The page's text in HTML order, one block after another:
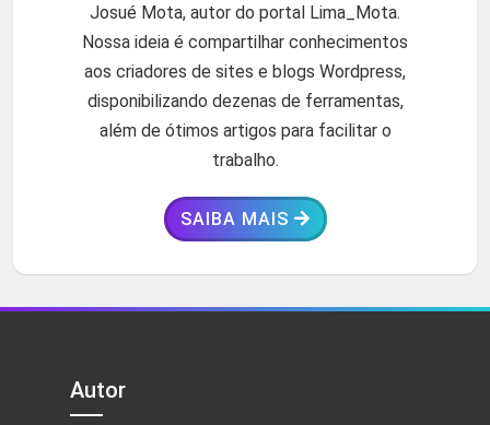
Josué Mota, autor do portal Lima_Mota.
Nossa ideia é compartilhar conhecimentos
aos criadores de sites e blogs Wordpress,
disponibilizando dezenas de ferramentas,
além de ótimos artigos para facilitar o
trabalho.
SAIBA MAIS
Autor